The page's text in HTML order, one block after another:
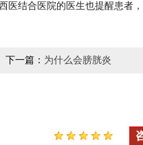
医结合医院的医生也提醒患者
下一篇： 为什么会膀胱炎